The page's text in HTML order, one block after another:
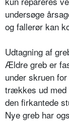
undersøge
og fallerør kan
Udtagning af
Ældre greb er
under skruen
trækkes ud med
den firkantede
Nye greb har